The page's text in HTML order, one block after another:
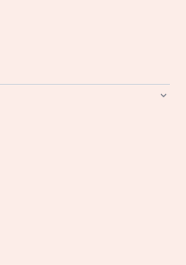
keyboard_arrow_down